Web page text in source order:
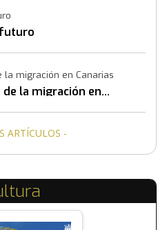
la migración en Canarias
de la migración en
ARTÍCULOS -